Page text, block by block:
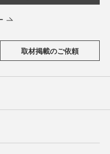
取材掲載のご依頼